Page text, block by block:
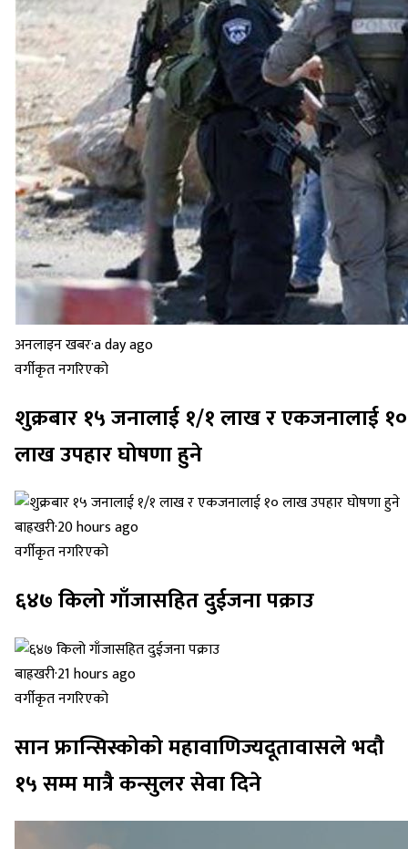
अनलाइन खबर·a day ago
वर्गीकृत नगरिएको
शुक्रबार १५ जनालाई १/१ लाख र एकजनालाई १०
लाख उपहार घोषणा हुने
बाह्रखरी·20 hours ago
वर्गीकृत नगरिएको
६४७ किलो गाँजासहित दुईजना पक्राउ
बाह्रखरी·21 hours ago
वर्गीकृत नगरिएको
सान फ्रान्सिस्कोको महावाणिज्यदूतावासले भदौ
१५ सम्म मात्रै कन्सुलर सेवा दिने